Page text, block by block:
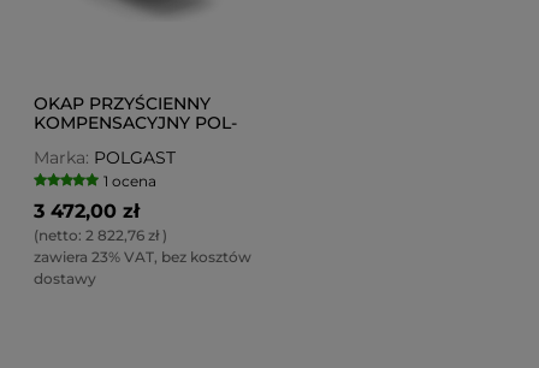
OKAP PRZYŚCIENNY
KOMPENSACYJNY POL-
Marka: POLGAST
1 ocena
3 472,00 zł
(netto: 2 822,76 zł)
zawiera 23% VAT, bez kosztów
dostawy